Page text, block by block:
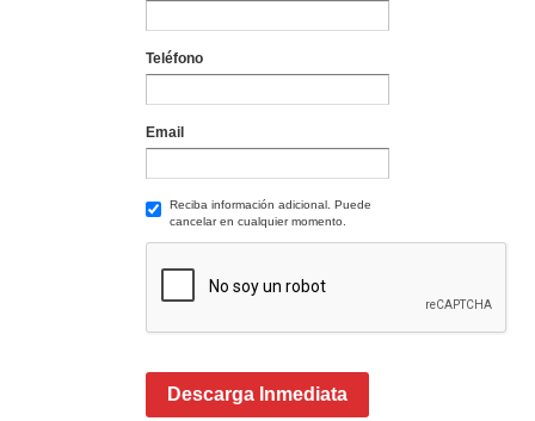
Teléfono
Email
Reciba información adicional. Puede
cancelar en cualquier momento.
Descarga Inmediata